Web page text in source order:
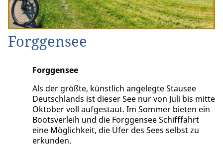
Forggensee
Forggensee
Als der größte, künstlich angelegte Stausee
Deutschlands ist dieser See nur von Juli bis mitte
Oktober voll aufgestaut. Im Sommer bieten ein
Bootsverleih und die Forggensee Schifffahrt
eine Möglichkeit, die Ufer des Sees selbst zu
erkunden.